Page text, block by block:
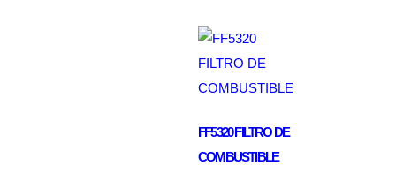
FF5320 FILTRO DE
COMBUSTIBLE